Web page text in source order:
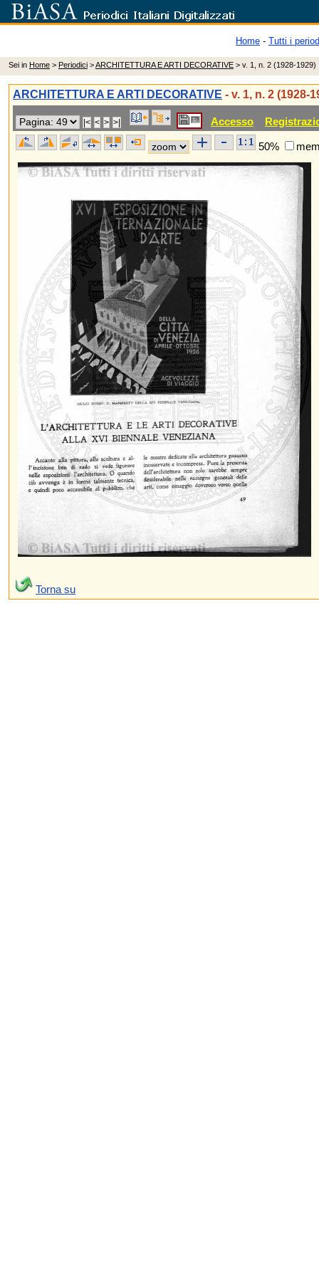
Home - Tutti i
Sei in Home > Periodici >ARCHITETTURA E ARTI DECORATIVE > v. 1, n. 2 (1928-1929)
ARCHITETTURA E ARTI DECORATIVE - v. 1, n. 2 (1928-
Accesso
50%
Torna su